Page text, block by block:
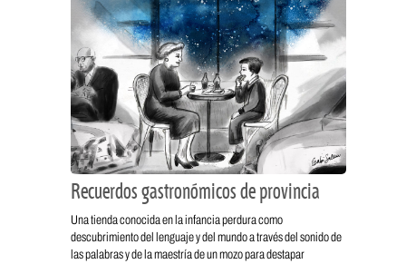
Recuerdos gastronómicos de provincia
Una tienda conocida en la infancia perdura como
descubrimiento del lenguaje y del mundo a través del sonido de
las palabras y de la maestría de un mozo para destapar